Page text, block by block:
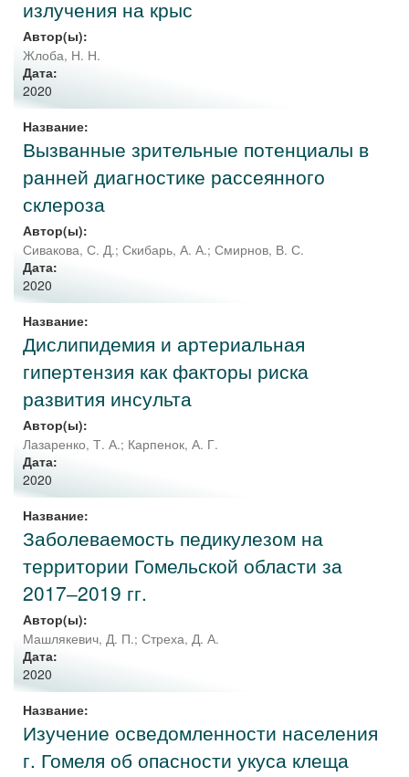
излучения на крыс
Автор(ы):
Жлоба, Н. Н.
Дата:
2020
Название:
Вызванные зрительные потенциалы в
ранней диагностике рассеянного
склероза
Автор(ы):
Сивакова, С. Д.; Скибарь, А. А.; Смирнов, В. С.
Дата:
2020
Название:
Дислипидемия и артериальная
гипертензия как факторы риска
развития инсульта
Автор(ы):
Лазаренко, Т. А.; Карпенок, А. Г.
Дата:
2020
Название:
Заболеваемость педикулезом на
территории Гомельской области за
2017‒2019 гг.
Автор(ы):
Машлякевич, Д. П.; Стреха, Д. А.
Дата:
2020
Название:
Изучение осведомленности населения
г. Гомеля об опасности укуса клеща